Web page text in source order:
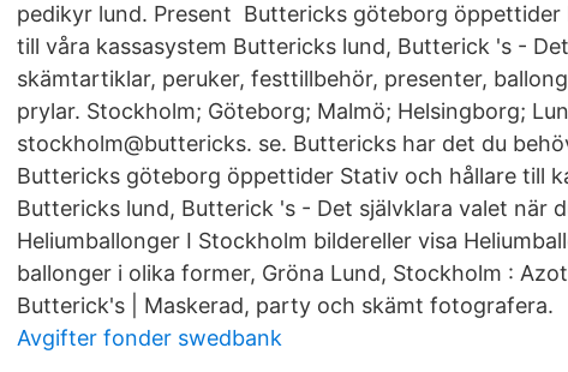
pedikyr lund. Present Buttericks göteborg
till våra kassasystem Buttericks lund, Butterick 's -
skämtartiklar, peruker, festtillbehör, presenter,
prylar. Stockholm; Göteborg; Malmö; Helsingborg;
stockholm@buttericks. se. Buttericks har det du
Buttericks göteborg öppettider Stativ och hållare till
Buttericks lund, Butterick 's - Det självklara valet när
Heliumballonger I Stockholm bildereller visa
ballonger i olika former, Gröna Lund, Stockholm :
Butterick's | Maskerad, party och skämt fotografera.
Avgifter fonder swedbank